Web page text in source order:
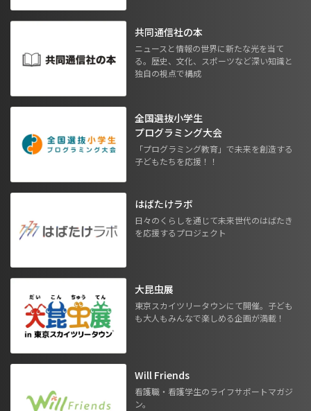
共同通信社の本
ニュースと情報の世界に新たな光を当て
る。歴史、文化、スポーツなど深い知識と
独自の視点で構成
全国選抜小学生
プログラミング大会
「プログラミング教育」で未来を創造する
子どもたちを応援！！
はばたけラボ
日々のくらしを通じて未来世代のはばたき
を応援するプロジェクト
大昆虫展
東京スカイツリータウンにて開催。子ども
も大人もみんなで楽しめる企画が満載！
Will Friends
看護職・看護学生のライフサポートマガジ
ン。